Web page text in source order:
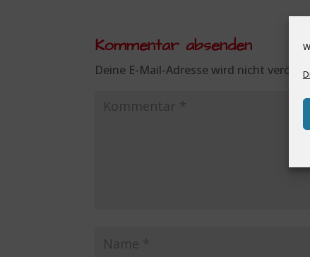
Kommentar absenden
Deine E-Mail-Adresse wird nicht